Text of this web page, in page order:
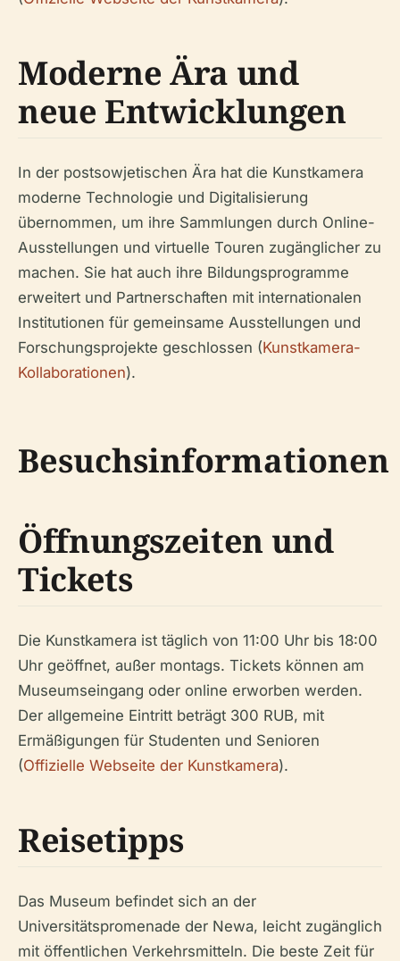
Moderne Ära und
neue Entwicklungen
In der postsowjetischen Ära hat die Kunstkamera
moderne Technologie und Digitalisierung
übernommen, um ihre Sammlungen durch Online-
Ausstellungen und virtuelle Touren zugänglicher zu
machen. Sie hat auch ihre Bildungsprogramme
erweitert und Partnerschaften mit internationalen
Institutionen für gemeinsame Ausstellungen und
Forschungsprojekte geschlossen (Kunstkamera-
Kollaborationen).
Besuchsinformationen
Öffnungszeiten und
Tickets
Die Kunstkamera ist täglich von 11:00 Uhr bis 18:00
Uhr geöffnet, außer montags. Tickets können am
Museumseingang oder online erworben werden.
Der allgemeine Eintritt beträgt 300 RUB, mit
Ermäßigungen für Studenten und Senioren
(Offizielle Webseite der Kunstkamera).
Reisetipps
Das Museum befindet sich an der
Universitätspromenade der Newa, leicht zugänglich
mit öffentlichen Verkehrsmitteln. Die beste Zeit für